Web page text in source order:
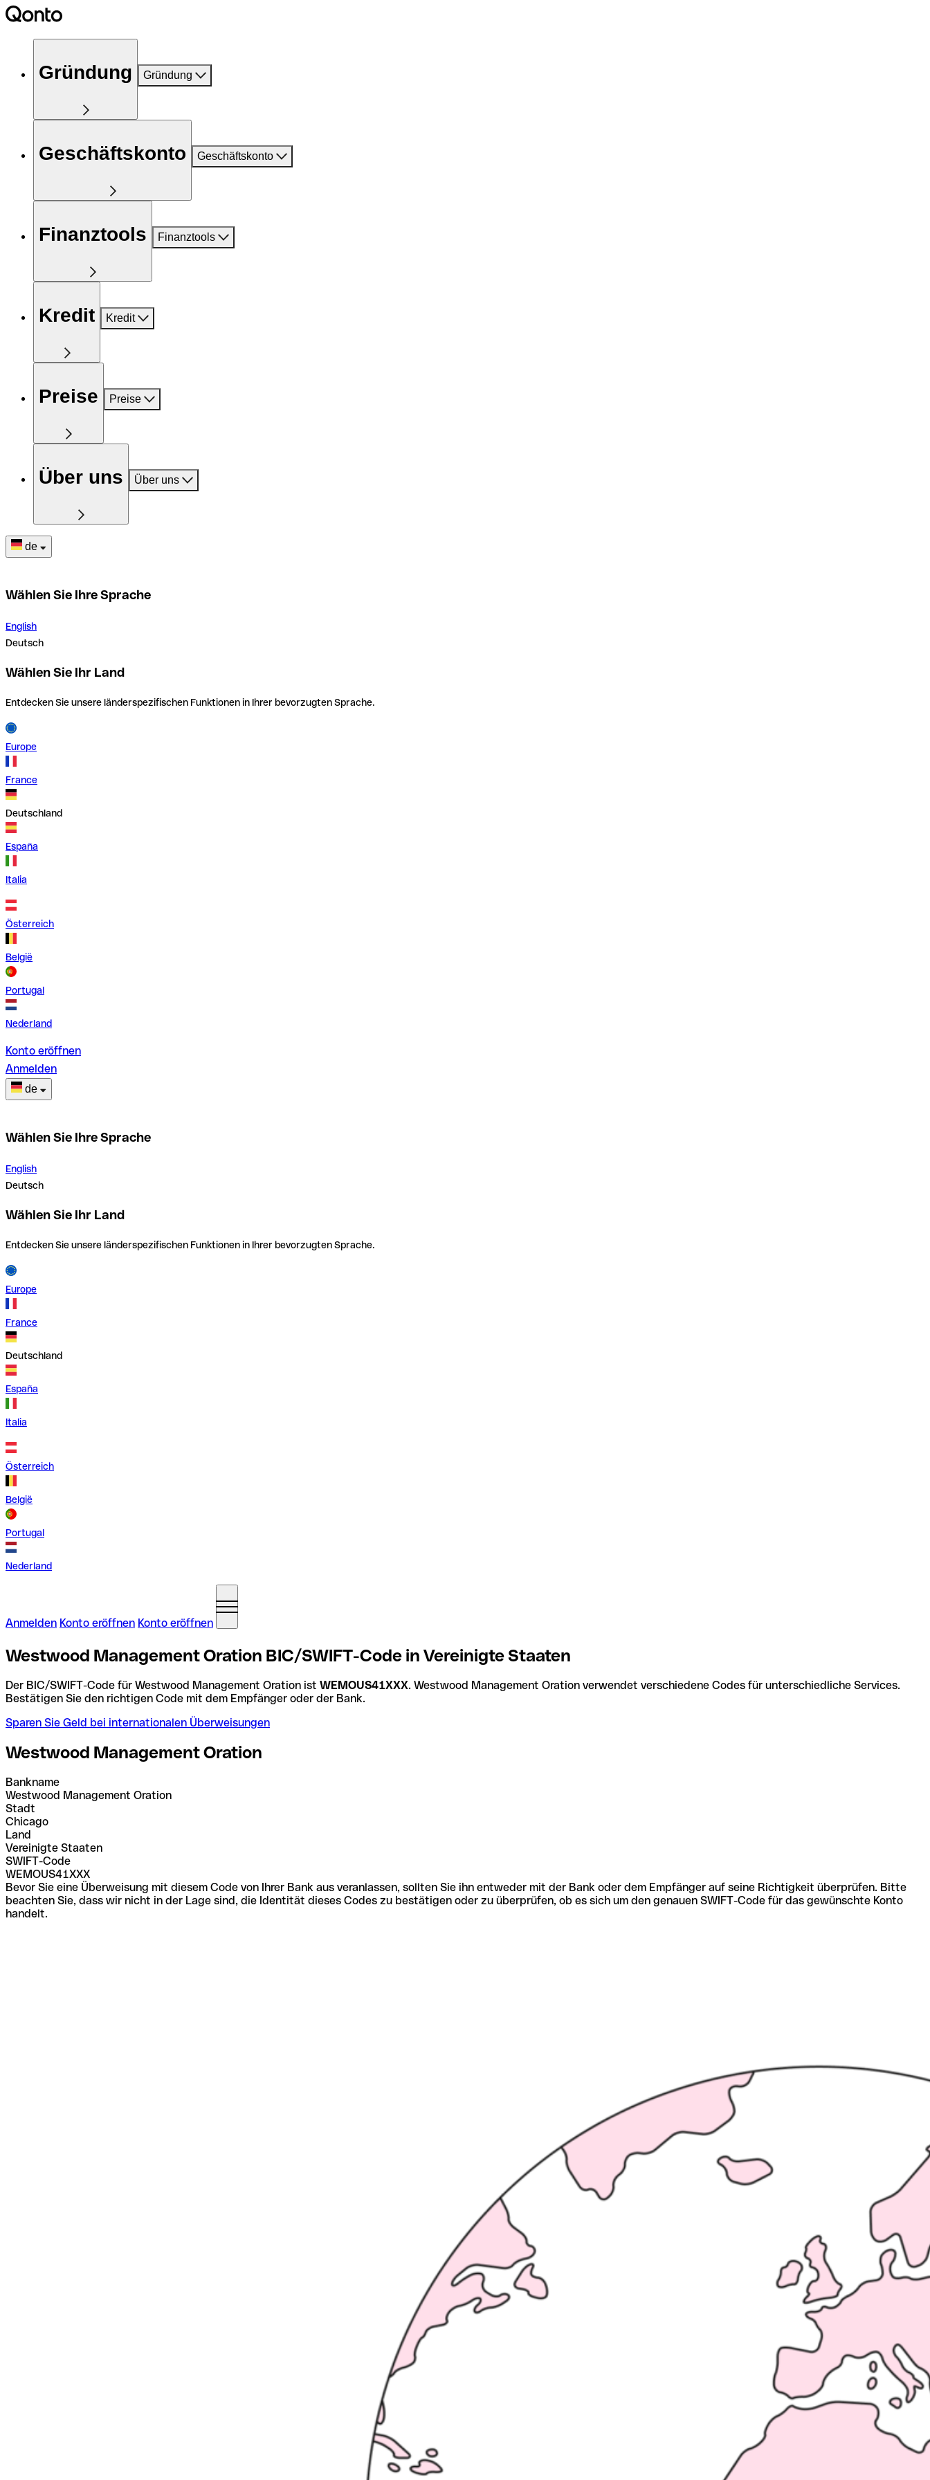
Gründung Gründung
Geschäftskonto Geschäftskonto
Finanztools Finanztools
Kredit Kredit
Preise Preise
Über uns Über uns
de
Wählen Sie Ihre Sprache
English
Deutsch
Wählen Sie Ihr Land
Entdecken Sie unsere länderspezifischen Funktionen in Ihrer bevorzugten Sprache.
Europe
France
Deutschland
España
Italia
Österreich
België
Portugal
Nederland
Konto eröffnen
Anmelden
de
Wählen Sie Ihre Sprache
English
Deutsch
Wählen Sie Ihr Land
Entdecken Sie unsere länderspezifischen Funktionen in Ihrer bevorzugten Sprache.
Europe
France
Deutschland
España
Italia
Österreich
België
Portugal
Nederland
Anmelden Konto eröffnen Konto eröffnen
Westwood Management Oration BIC/SWIFT-Code in Vereinigte Staaten
Der BIC/SWIFT-Code für Westwood Management Oration ist WEMOUS41XXX. Westwood Management Oration verwendet verschiedene Codes für unterschiedliche Services.
Bestätigen Sie den richtigen Code mit dem Empfänger oder der Bank.
Sparen Sie Geld bei internationalen Überweisungen
Westwood Management Oration
Bankname
Westwood Management Oration
Stadt
Chicago
Land
Vereinigte Staaten
SWIFT-Code
WEMOUS41XXX
Bevor Sie eine Überweisung mit diesem Code von Ihrer Bank aus veranlassen, sollten Sie ihn entweder mit der Bank oder dem Empfänger auf seine Richtigkeit überprüfen. Bitte
beachten Sie, dass wir nicht in der Lage sind, die Identität dieses Codes zu bestätigen oder zu überprüfen, ob es sich um den genauen SWIFT-Code für das gewünschte Konto
handelt.